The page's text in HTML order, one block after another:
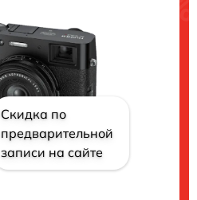
Скидка по
предварительной
записи на сайте